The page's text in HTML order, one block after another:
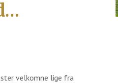
velkomne lige fra